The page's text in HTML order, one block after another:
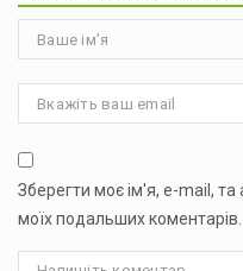
Зберегти моє ім'я, e-mail,
моїх подальших коментарів.